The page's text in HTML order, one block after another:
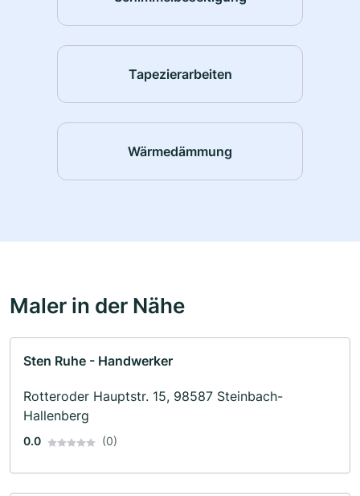
Tapezierarbeiten
Wärmedämmung
Maler in der Nähe
Sten Ruhe - Handwerker
Rotteroder Hauptstr. 15, 98587 Steinbach-
Hallenberg
0.0 (0)